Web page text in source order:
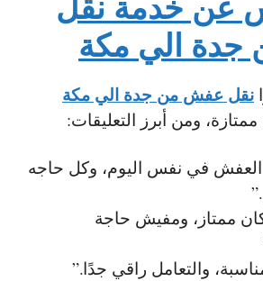
الي مكة
نقل عفش من جدة الي مكة
ممتازة، ومن أبرز التعليقات:
في نفس اليوم، وكل حاجه
ممتاز، ومفيش حاجة
والتعامل راقي جدًا.”